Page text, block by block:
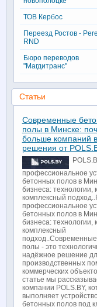
ТОВ Кербос
Переезд Ростов -
RND
Бюро переводов
"Магдитранс"
Статьи
Современные
полы в Минске:
больше компаний
решения от
профессиональное
бетонных полов в
бизнеса: технологии,
комплексный
профессиональное
бетонных полов в
бизнеса: технологии,
комплексный
полы - это
надёжное решение
производственных
коммерческих
статье мы
компании POLS.BY,
выполняет устройство
бетонных полов под